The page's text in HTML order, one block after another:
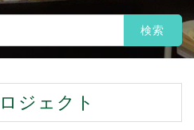
ジェクト